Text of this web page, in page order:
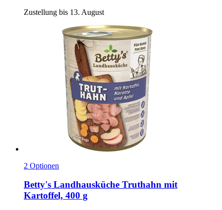
Zustellung bis 13. August
2 Optionen
Betty's Landhausküche Truthahn mit
Kartoffel, 400 g